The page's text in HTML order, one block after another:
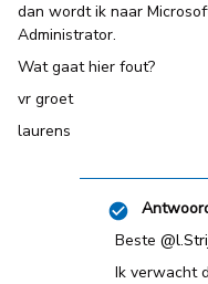
dan wordt ik naar
Administrator.
Wat gaat hier fout?
vr groet
laurens
Beste ​
Ik verwacht